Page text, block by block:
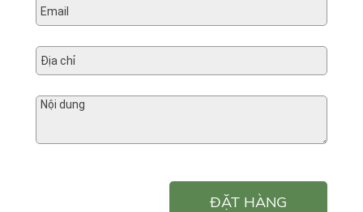
ĐẶT HÀNG